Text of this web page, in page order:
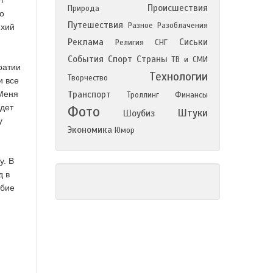
все
В
в
Природа
Происшествия
Путешествия
Разное Разоблачения
Реклама Религия СНГ
Сиськи
События Спорт Страны ТВ и СМИ
Творчество
Технологии
Транспорт Троллинг Финансы
Фото Шоубиз Штуки
Экономика Юмор